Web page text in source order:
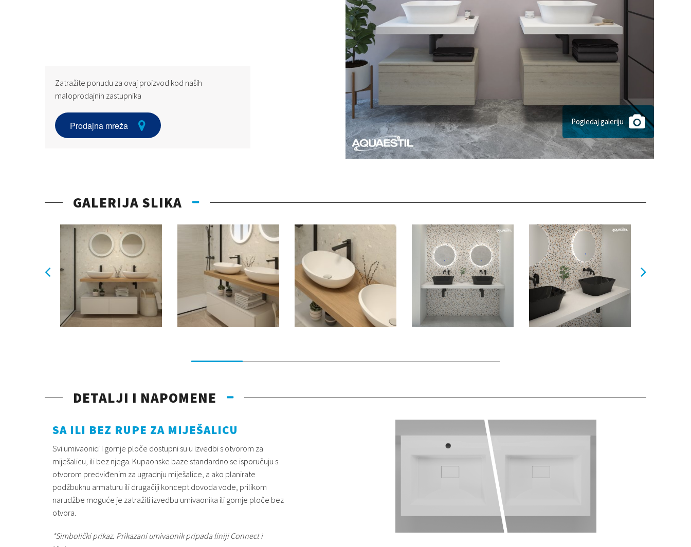
Zatražite ponudu za ovaj proizvod kod naših
maloprodajnih zastupnika
Prodajna mreža Pogledaj galeriju
GALERIJA SLIKA
DETALJI I NAPOMENE
SA ILI BEZ RUPE ZA MIJEŠALICU
Svi umivaonici i gornje ploče dostupni su u izvedbi s otvorom za
miješalicu, ili bez njega. Kupaonske baze standardno se isporučuju s
otvorom predviđenim za ugradnju miješalice, a ako planirate
podžbuknu armaturu ili drugačiji koncept dovoda vode, prilikom
narudžbe moguće je zatražiti izvedbu umivaonika ili gornje ploče bez
otvora.
*Simbolički prikaz. Prikazani umivaonik pripada liniji Connect i